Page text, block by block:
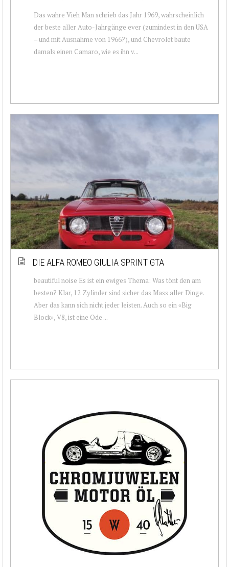
Das wahre Vieh Man schrieb das Jahr 1969, wahrscheinlich
der beste aller Auto-Jahrgänge ever (zumindest in den USA
– und mit Ausnahme von 1966?), und Chevrolet baute
damals einen Camaro, wie es ihn v...
DIE ALFA ROMEO GIULIA SPRINT GTA
beautiful noise Es ist ein ewiges Thema: Was tönt den am
besten? Klar, 12 Zylinder sind sicher das Mass aller Dinge.
Aber das kann sich nicht jeder leisten. Auch so ein «Big
Block», V8, ist eine Ode ...